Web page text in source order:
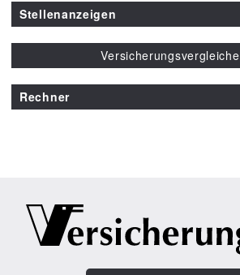
Stellenanzeigen
Versicherungsvergleiche
Rechner